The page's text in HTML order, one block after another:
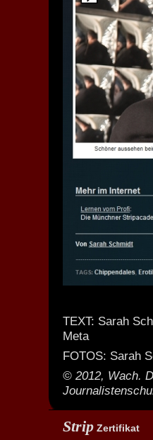
TEXT: Sarah
Meta
FOTOS: Sarah
© 2012, Wach.
Strip Zertifikat